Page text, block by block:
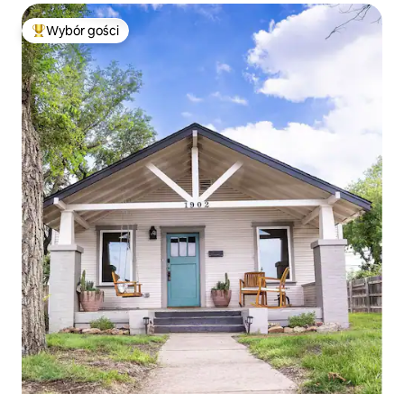
Najpopularniejsze z kategorii Wybór gości
Wybór gości